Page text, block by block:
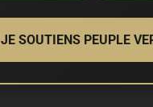
JE SOUTIENS PEUPLE